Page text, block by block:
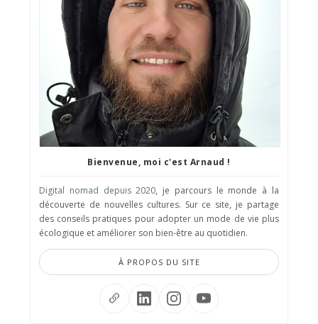
Bienvenue, moi c'est Arnaud !
Digital nomad depuis 2020, je parcours le monde à la
découverte de nouvelles cultures. Sur ce site, je partage
des conseils pratiques pour adopter un mode de vie plus
écologique et améliorer son bien-être au quotidien.
À PROPOS DU SITE